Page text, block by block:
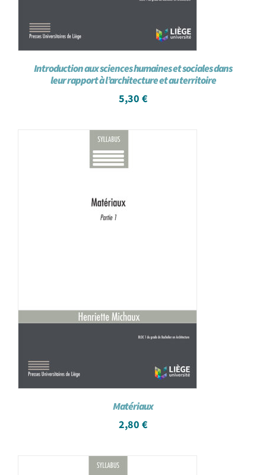
Introduction aux sciences humaines et sociales dans
leur rapport à l’architecture et au territoire
5,30 €
Matériaux
2,80 €